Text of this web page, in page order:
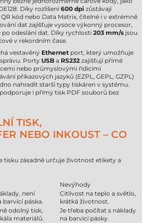
Díky rozlišení600 dpi zůstávají
kód nebo Data Matrix, čitelné i v extrémně
dat zajišťuje vysoce výkonný procesor,
odeslání dat. Díky rychlosti 203 mm/s jsou
v rekordním čase.
vestavěný Ethernet port, který umožňuje
Porty USB a RS232 zajišťují přímé
nebo průmyslovými řídicími
příkazových jazyků (EZPL, GEPL, GZPL)
nahradit starší typy tiskáren v systému.
i přímý tisk PDF souborů bez
TISK,
NEBO INKOUST – CO
tisku zásadně určuje životnost etikety a
Nevýhody
není
barvicí páska.
Citlivost na teplo a světlo,
krátká životnost.
odolný tisk,
materiálů.
Je třeba počítat s náklady
na barvicí pásky.